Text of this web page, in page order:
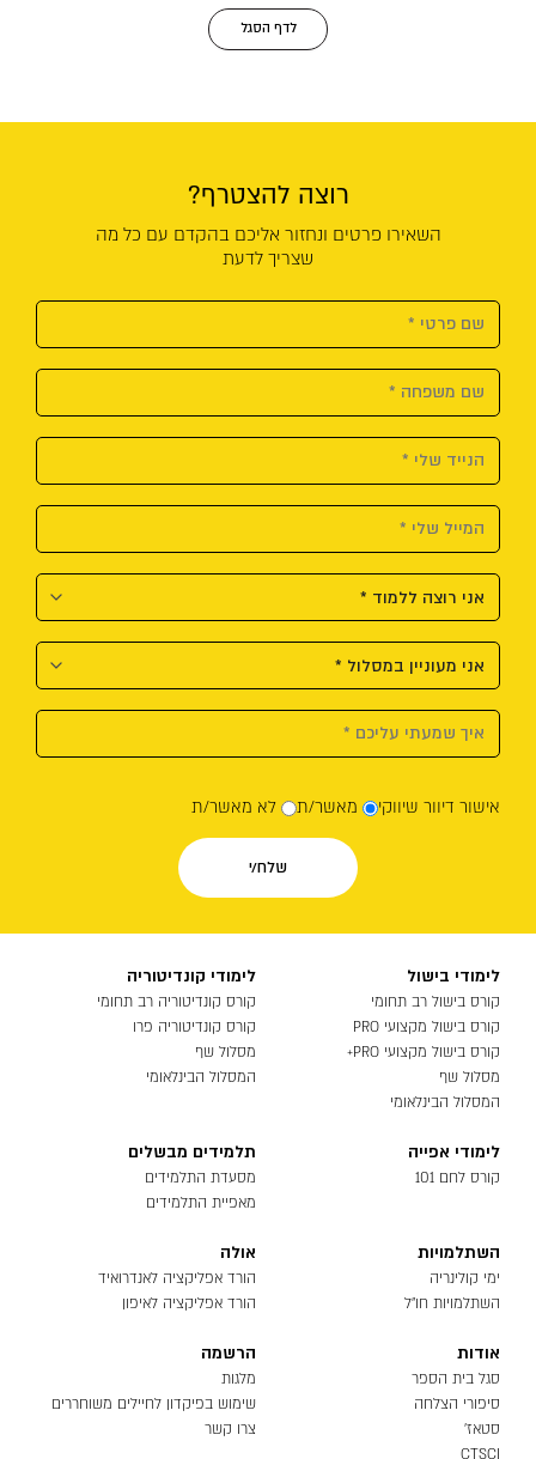
לדף הסגל
רוצה להצטרף?
השאירו פרטים ונחזור אליכם בהקדם עם כל מה
שצריך לדעת
אישור דיוור שיווקי מאשר/ת לא מאשר/ת
לימודי בישול
קורס בישול רב תחומי
קורס בישול מקצועי PRO
קורס בישול מקצועי PRO+
מסלול שף
המסלול הבינלאומי
לימודי קונדיטוריה
קורס קונדיטוריה רב תחומי
קורס קונדיטוריה פרו
מסלול שף
המסלול הבינלאומי
לימודי אפייה
קורס לחם 101
השתלמויות
ימי קולינריה
השתלמויות חו״ל
תלמידים מבשלים
מסעדת התלמידים
מאפיית התלמידים
אולה
הורד אפליקציה לאנדרואיד
הורד אפליקציה לאיפון
אודות
סגל בית הספר
סיפורי הצלחה
סטאז'
CTSCI
הרשמה
מלגות
שימוש בפיקדון לחיילים משוחררים
צרו קשר